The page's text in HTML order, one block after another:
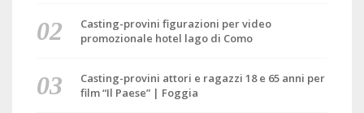
Casting-provini figurazioni per video
promozionale hotel lago di Como
Casting-provini attori e ragazzi 18 e 65 anni per
film “Il Paese” | Foggia